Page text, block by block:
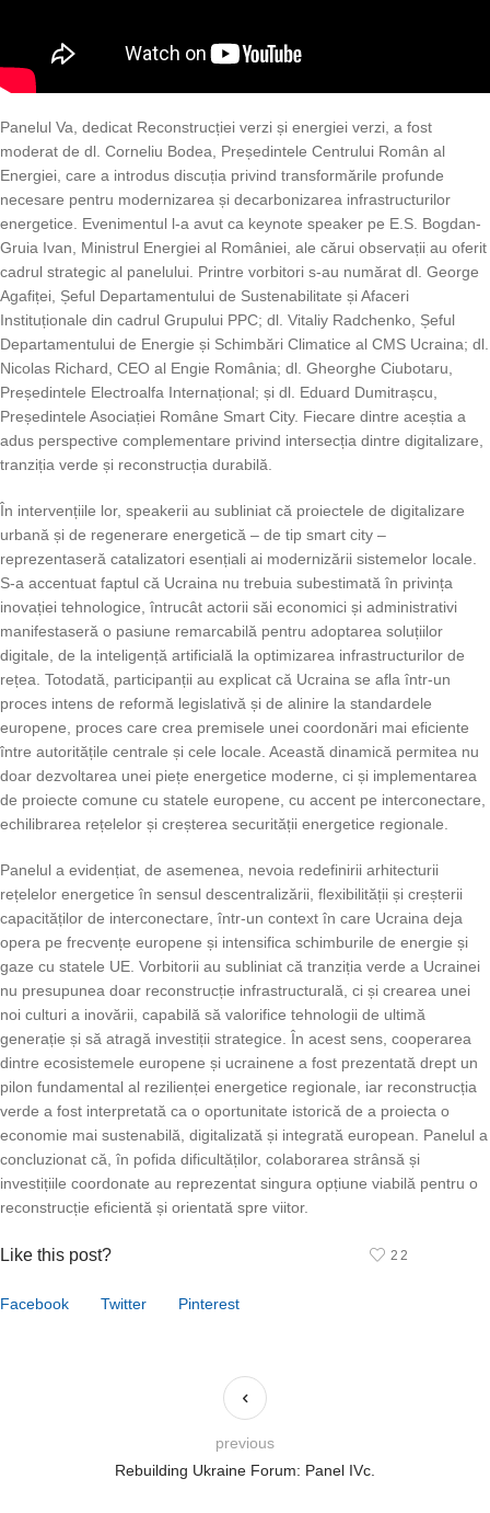
Panelul Va, dedicat Reconstrucției verzi și energiei verzi, a fost
moderat de dl. Corneliu Bodea, Președintele Centrului Român al
Energiei, care a introdus discuția privind transformările profunde
necesare pentru modernizarea și decarbonizarea infrastructurilor
energetice. Evenimentul l-a avut ca keynote speaker pe E.S. Bogdan-
Gruia Ivan, Ministrul Energiei al României, ale cărui observații au oferit
cadrul strategic al panelului. Printre vorbitori s-au numărat dl. George
Agafiței, Șeful Departamentului de Sustenabilitate și Afaceri
Instituționale din cadrul Grupului PPC; dl. Vitaliy Radchenko, Șeful
Departamentului de Energie și Schimbări Climatice al CMS Ucraina; dl.
Nicolas Richard, CEO al Engie România; dl. Gheorghe Ciubotaru,
Președintele Electroalfa Internațional; și dl. Eduard Dumitrașcu,
Președintele Asociației Române Smart City. Fiecare dintre aceștia a
adus perspective complementare privind intersecția dintre digitalizare,
tranziția verde și reconstrucția durabilă.
În intervențiile lor, speakerii au subliniat că proiectele de digitalizare
urbană și de regenerare energetică – de tip smart city –
reprezentaseră catalizatori esențiali ai modernizării sistemelor locale.
S-a accentuat faptul că Ucraina nu trebuia subestimată în privința
inovației tehnologice, întrucât actorii săi economici și administrativi
manifestaseră o pasiune remarcabilă pentru adoptarea soluțiilor
digitale, de la inteligență artificială la optimizarea infrastructurilor de
rețea. Totodată, participanții au explicat că Ucraina se afla într-un
proces intens de reformă legislativă și de alinire la standardele
europene, proces care crea premisele unei coordonări mai eficiente
între autoritățile centrale și cele locale. Această dinamică permitea nu
doar dezvoltarea unei piețe energetice moderne, ci și implementarea
de proiecte comune cu statele europene, cu accent pe interconectare,
echilibrarea rețelelor și creșterea securității energetice regionale.
Panelul a evidențiat, de asemenea, nevoia redefinirii arhitecturii
rețelelor energetice în sensul descentralizării, flexibilității și creșterii
capacităților de interconectare, într-un context în care Ucraina deja
opera pe frecvențe europene și intensifica schimburile de energie și
gaze cu statele UE. Vorbitorii au subliniat că tranziția verde a Ucrainei
nu presupunea doar reconstrucție infrastructurală, ci și crearea unei
noi culturi a inovării, capabilă să valorifice tehnologii de ultimă
generație și să atragă investiții strategice. În acest sens, cooperarea
dintre ecosistemele europene și ucrainene a fost prezentată drept un
pilon fundamental al rezilienței energetice regionale, iar reconstrucția
verde a fost interpretată ca o oportunitate istorică de a proiecta o
economie mai sustenabilă, digitalizată și integrată european. Panelul a
concluzionat că, în pofida dificultăților, colaborarea strânsă și
investițiile coordonate au reprezentat singura opțiune viabilă pentru o
reconstrucție eficientă și orientată spre viitor.
Like this post?
Facebook Twitter Pinterest
22
Rebuilding Ukraine Forum: Panel IVc.
previous